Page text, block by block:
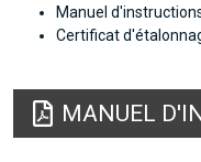
Manuel
Certificat
MANUEL